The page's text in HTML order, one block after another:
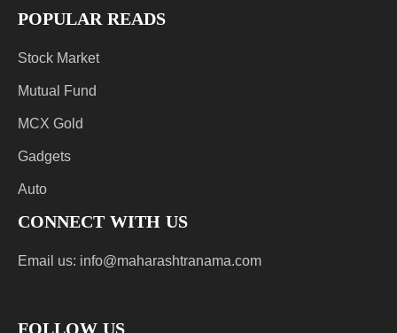
POPULAR READS
Stock Market
Mutual Fund
MCX Gold
Gadgets
Auto
CONNECT WITH US
Email us: info@maharashtranama.com